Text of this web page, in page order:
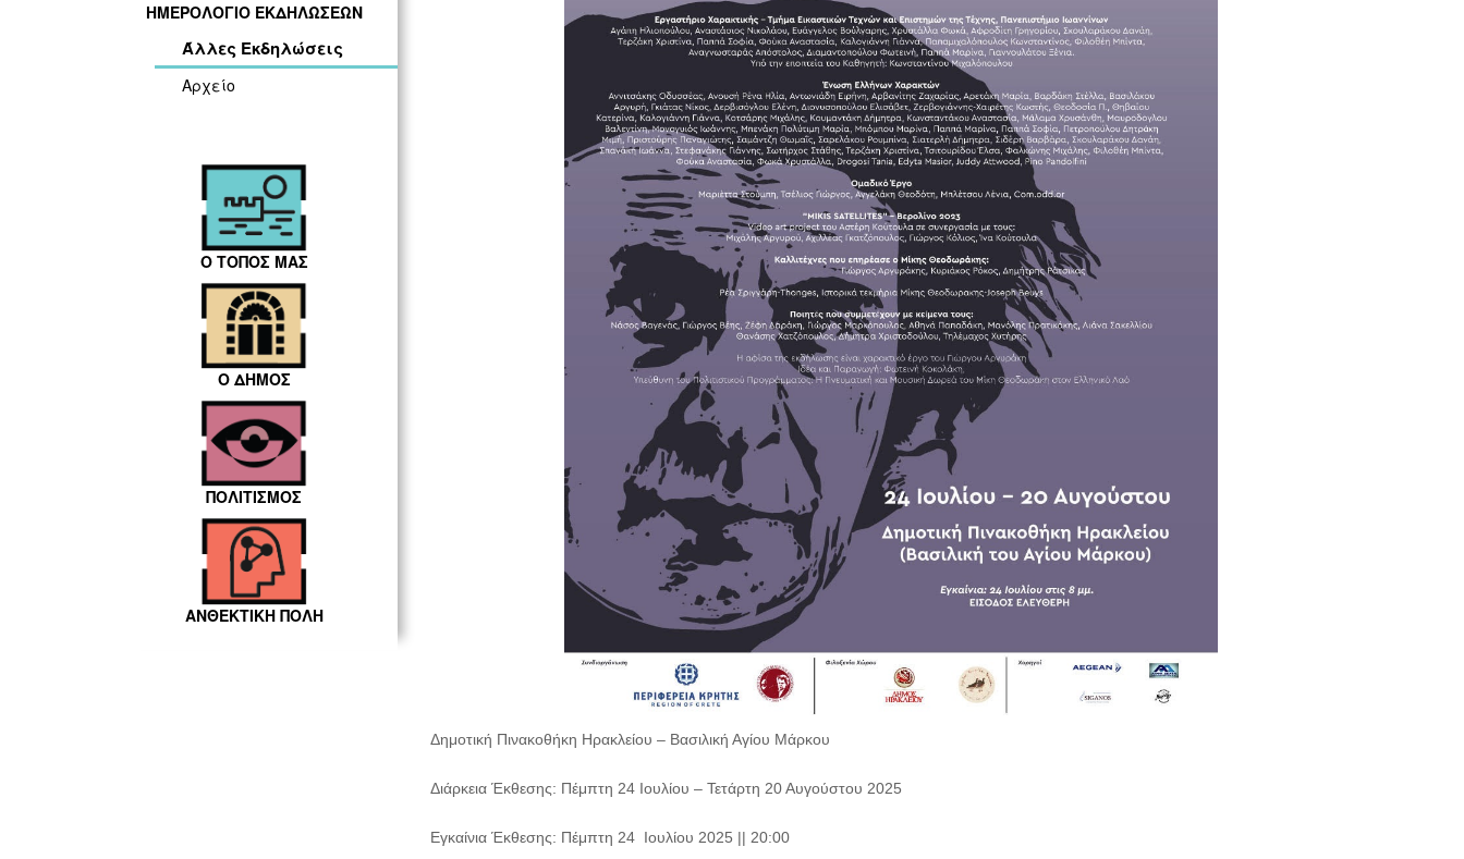
ΗΜΕΡΟΛΟΓΙΟ ΕΚΔΗΛΩΣΕΩΝ
Άλλες Εκδηλώσεις
Αρχείο
Ο ΤΟΠΟΣ ΜΑΣ
Ο ΔΗΜΟΣ
ΠΟΛΙΤΙΣΜΟΣ
ΑΝΘΕΚΤΙΚΗ ΠΟΛΗ
Δημοτική Πινακοθήκη Ηρακλείου – Βασιλική Αγίου Μάρκου
Διάρκεια Έκθεσης: Πέμπτη 24 Ιουλίου – Τετάρτη 20 Αυγούστου 2025
Εγκαίνια Έκθεσης: Πέμπτη 24 Ιουλίου 2025 || 20:00